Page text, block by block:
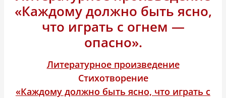
«Каждому должно быть ясно,
что играть с огнем —
опасно».
Литературное произведение
Стихотворение
«Каждому должно быть ясно, что играть с